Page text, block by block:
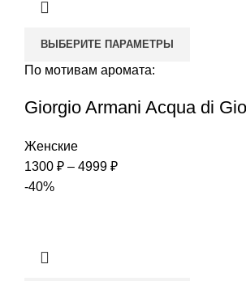
ВЫБЕРИТЕ ПАРАМЕТРЫ
По мотивам аромата:
Giorgio Armani Acqua di
Женские
1300 ₽ – 4999 ₽Диапазон
-40%